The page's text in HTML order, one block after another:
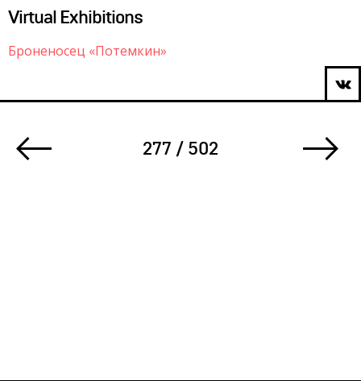
Virtual Exhibitions
Броненосец «Потемкин»
277 / 502